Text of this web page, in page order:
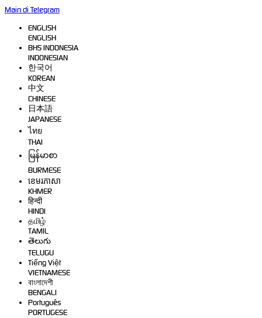
Main di Telegram
ENGLISH
ENGLISH
BHS INDONESIA
INDONESIAN
한국어
KOREAN
中文
CHINESE
日本語
JAPANESE
ไทย
THAI
မြန်မာစာ
BURMESE
ខេមរភាសា
KHMER
हिन्दी
HINDI
தமிழ்
TAMIL
తెలుగు
TELUGU
Tiếng Việt
VIETNAMESE
বাংলাদেশী
BENGALI
Português
PORTUGESE